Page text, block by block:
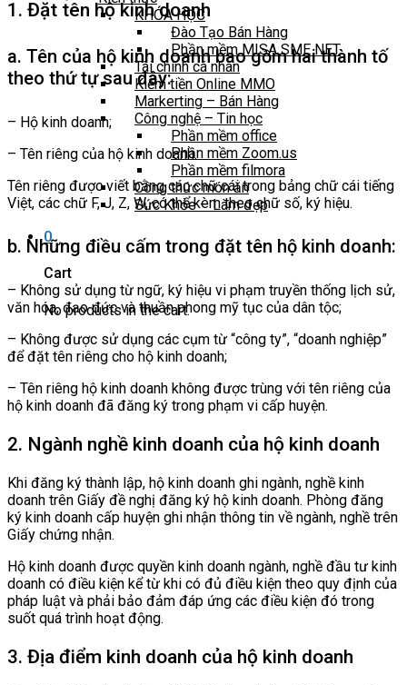
KHÓA HỌC
Đào Tạo Bán Hàng
Phần mềm MISA SME NET
Tài chính cá nhân
Kiếm tiền Online MMO
Markerting – Bán Hàng
Công nghệ – Tin học
Phần mềm office
Phần mềm Zoom.us
Phần mềm filmora
Công thức món ăn
Sức Khỏe – Làm đẹp
0
Cart
No products in the cart.
1. Đặt tên hộ kinh doanh
a. Tên của hộ kinh doanh bao gồm hai thành tố
theo thứ tự sau đây:
– Hộ kinh doanh;
– Tên riêng của hộ kinh doanh.
Tên riêng được viết bằng các chữ cái trong bảng chữ cái tiếng
Việt, các chữ F, J, Z, W, có thể kèm theo chữ số, ký hiệu.
b. Những điều cấm trong đặt tên hộ kinh doanh:
– Không sử dụng từ ngữ, ký hiệu vi phạm truyền thống lịch sử,
văn hóa, đạo đức và thuần phong mỹ tục của dân tộc;
– Không được sử dụng các cụm từ “công ty”, “doanh nghiệp”
để đặt tên riêng cho hộ kinh doanh;
– Tên riêng hộ kinh doanh không được trùng với tên riêng của
hộ kinh doanh đã đăng ký trong phạm vi cấp huyện.
2. Ngành nghề kinh doanh của hộ kinh doanh
Khi đăng ký thành lập, hộ kinh doanh ghi ngành, nghề kinh
doanh trên Giấy đề nghị đăng ký hộ kinh doanh. Phòng đăng
ký kinh doanh cấp huyện ghi nhận thông tin về ngành, nghề trên
Giấy chứng nhận.
Hộ kinh doanh được quyền kinh doanh ngành, nghề đầu tư kinh
doanh có điều kiện kể từ khi có đủ điều kiện theo quy định của
pháp luật và phải bảo đảm đáp ứng các điều kiện đó trong
suốt quá trình hoạt động.
3. Địa điểm kinh doanh của hộ kinh doanh